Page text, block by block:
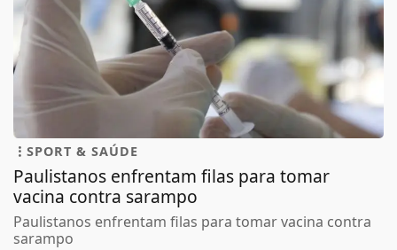
SPORT & SAÚDE
Paulistanos enfrentam filas para tomar
vacina contra sarampo
Paulistanos enfrentam filas para tomar vacina contra
sarampo